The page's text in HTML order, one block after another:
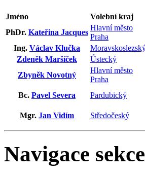
Jméno Volební kraj
PhDr. Kateřina Jacques
Hlavní město
Praha
Ing. Václav Klučka
Zdeněk Maršíček
Ústecký
Zbyněk Novotný
Hlavní město
Praha
Bc. Pavel Severa Pardubický
Mgr. Jan Vidím Středočeský
Navigace sekce